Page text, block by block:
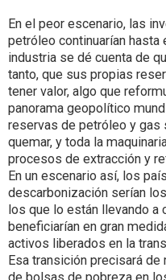
En el peor escenario, las
petróleo continuarían
industria se dé cuenta de
tanto, que sus propias
tener valor, algo que
panorama geopolítico
reservas de petróleo y
quemar, y toda la
procesos de extracción y
En un escenario así, los
descarbonización serían
los que lo están llevando a
beneficiarían en gran
activos liberados en la
Esa transición precisará